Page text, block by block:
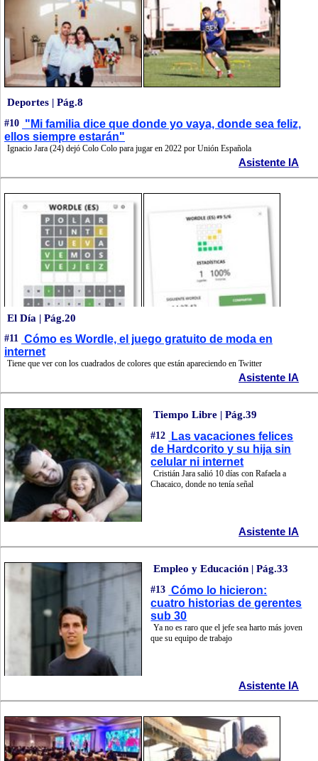
Deportes | Pág.8
#10 "Mi familia dice que donde yo vaya, donde sea feliz,
ellos siempre estarán"
Ignacio Jara (24) dejó Colo Colo para jugar en 2022 por Unión Española
Asistente IA
El Día | Pág.20
#11 Cómo es Wordle, el juego gratuito de moda en
internet
Tiene que ver con los cuadrados de colores que están apareciendo en Twitter
Asistente IA
Tiempo Libre | Pág.39
#12
Las vacaciones felices
de Hardcorito y su hija sin
celular ni internet
Cristián Jara salió 10 días con Rafaela a
Chacaico, donde no tenía señal
Asistente IA
Empleo y Educación | Pág.33
#13 Cómo lo hicieron:
cuatro historias de gerentes
sub 30
Ya no es raro que el jefe sea harto más joven
que su equipo de trabajo
Asistente IA